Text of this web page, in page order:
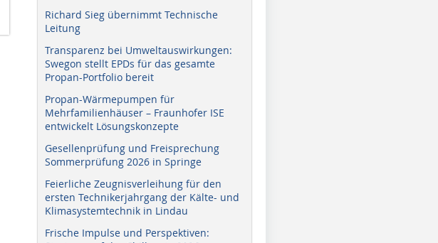
Richard Sieg übernimmt Technische
Leitung
Transparenz bei Umweltauswirkungen:
Swegon stellt EPDs für das gesamte
Propan-Portfolio bereit
Propan-Wärmepumpen für
Mehrfamilienhäuser – Fraunhofer ISE
entwickelt Lösungskonzepte
Gesellenprüfung und Freisprechung
Sommerprüfung 2026 in Springe
Feierliche Zeugnisverleihung für den
ersten Technikerjahrgang der Kälte- und
Klimasystemtechnik in Lindau
Frische Impulse und Perspektiven: